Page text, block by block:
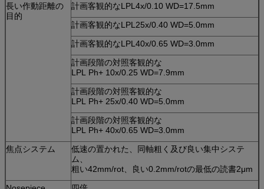
長い作動距離の
目的
計画客観的なLPL4x/0.10 WD=17.5mm
計画客観的なLPL25x/0.40 WD=5.0mm
計画客観的なLPL40x/0.65 WD=3.0mm
計画段階の対照客観的な
LPL Ph+ 10x/0.25 WD=7.9mm
計画段階の対照客観的な
LPL Ph+ 25x/0.40 WD=5.0mm
計画段階の対照客観的な
LPL Ph+ 40x/0.65 WD=3.0mm
焦点システム
低速の置かれた、同軸粗く及び良い集中システ
ム、
粗い42mm/rot、良い0.2mm/rotの最低の読書2μm